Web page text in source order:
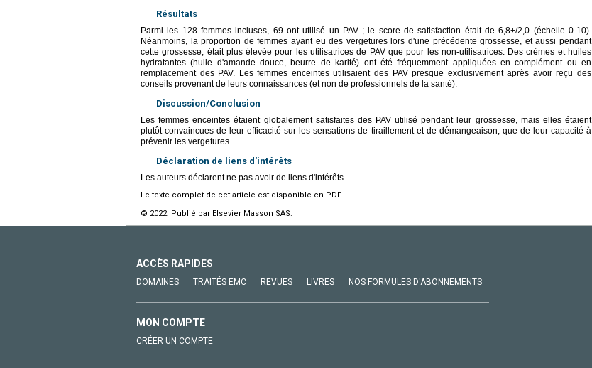
Résultats
Parmi les 128 femmes incluses, 69 ont utilisé un PAV ; le score de satisfaction était de 6,8+/2,0 (échelle 0-10).
Néanmoins, la proportion de femmes ayant eu des vergetures lors d'une précédente grossesse, et aussi pendant
cette grossesse, était plus élevée pour les utilisatrices de PAV que pour les non-utilisatrices. Des crèmes et huiles
hydratantes (huile d'amande douce, beurre de karité) ont été fréquemment appliquées en complément ou en
remplacement des PAV. Les femmes enceintes utilisaient des PAV presque exclusivement après avoir reçu des
conseils provenant de leurs connaissances (et non de professionnels de la santé).
Discussion/Conclusion
Les femmes enceintes étaient globalement satisfaites des PAV utilisé pendant leur grossesse, mais elles étaient
plutôt convaincues de leur efficacité sur les sensations de tiraillement et de démangeaison, que de leur capacité à
prévenir les vergetures.
Déclaration de liens d'intérêts
Les auteurs déclarent ne pas avoir de liens d'intérêts.
Le texte complet de cet article est disponible en PDF.
© 2022 Publié par Elsevier Masson SAS.
ACCÈS RAPIDES
DOMAINES TRAITÉS EMC REVUES LIVRES NOS FORMULES D'ABONNEMENTS
MON COMPTE
CRÉER UN COMPTE